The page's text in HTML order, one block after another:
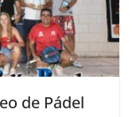
de Pádel